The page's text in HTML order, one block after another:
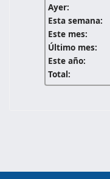
Ayer:
Esta semana:
Este mes:
Último mes:
Este año:
Total: